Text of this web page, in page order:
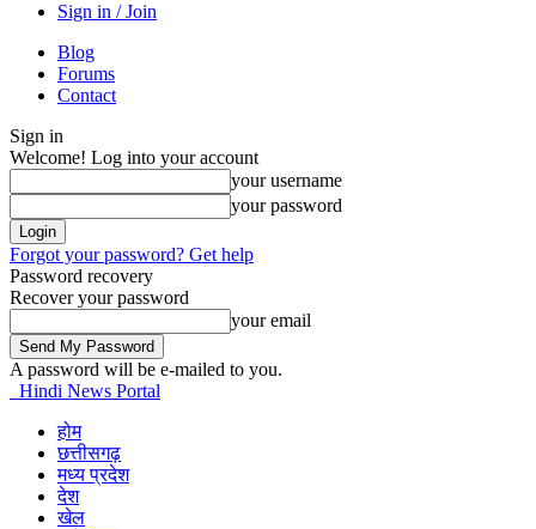
Sign in / Join
Blog
Forums
Contact
Sign in
Welcome! Log into your account
your username
your password
Forgot your password? Get help
Password recovery
Recover your password
your email
A password will be e-mailed to you.
Hindi News Portal
होम
छत्तीसगढ़
मध्य प्रदेश
देश
खेल